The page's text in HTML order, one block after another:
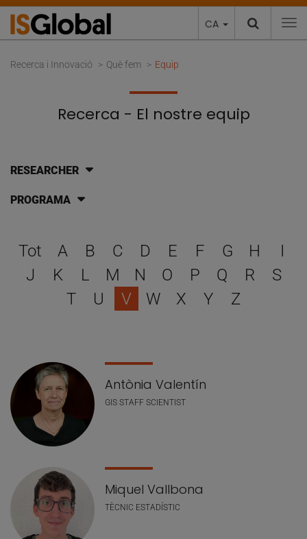
CA
Recerca i Innovació Què fem Equip
Recerca - El nostre equip
RESEARCHER
PROGRAMA
Escull una lletra per filtrar
Tot A B C D E F G H
I
J
K L M N O P Q R
S
T
U V W X Y Z
Llistat de personal
Antònia Valentín
GIS STAFF SCIENTIST
Miquel Vallbona
TÈCNIC ESTADÍSTIC